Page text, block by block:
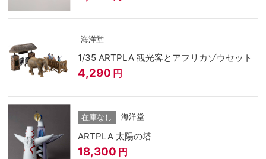
海洋堂
1/35 ARTPLA 観光客とアフリカゾウセット
4,290 円
在庫なし 海洋堂
ARTPLA 太陽の塔
18,300 円